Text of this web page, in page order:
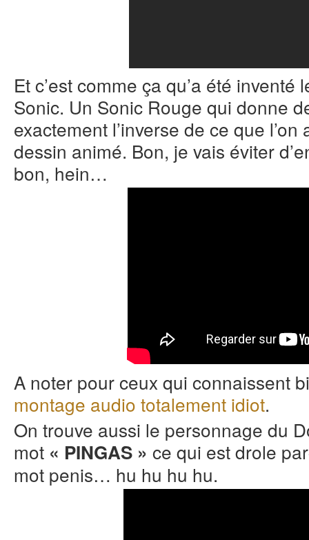
Et c’est comme ça qu’a été
Sonic. Un Sonic Rouge qui donne
exactement l’inverse de ce que
dessin animé. Bon, je vais éviter
bon, hein…
A noter pour ceux qui connaissent
montage audio totalement idiot.
On trouve aussi le personnage du
mot « PINGAS » ce qui est drole
mot penis… hu hu hu hu.